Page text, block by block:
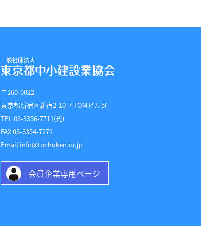
〒160-0022
東京都新宿区新宿2-10-7 TOMビル5F
TEL 03-3356-7711(代)
FAX 03-3354-7271
Email info@tochuken.or.jp
会員企業専用ページ